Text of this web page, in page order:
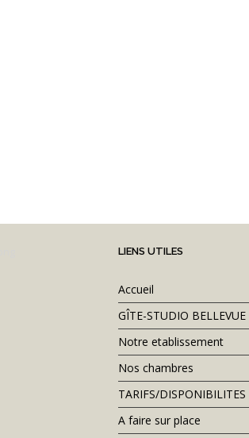
TOUTE RÉSERVATION ET/OU
HAUTE
1-
LIENS UTILES
Accueil
GÎTE-STUDIO BELLEVUE
Notre etablissement
Nos chambres
TARIFS/DISPONIBILITES
A faire sur place